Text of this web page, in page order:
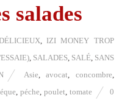
salades
IZI MONEY TROP
, SALADES, SALÉ, SANS
Asie ,avocat concombre
péche poulet tomate
0